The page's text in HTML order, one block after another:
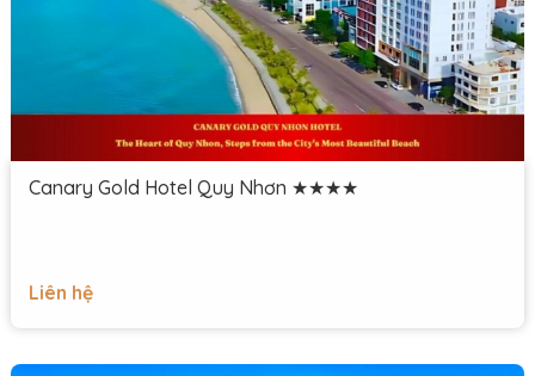
Canary Gold Hotel Quy Nhơn ★★★★
Liên hệ